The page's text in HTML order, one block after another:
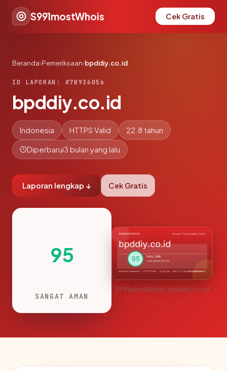
S991mostWhois Cek Gratis
Beranda›Pemeriksaan›bpddiy.co.id
ID LAPORAN: #7B936056
bpddiy.co.id
Indonesia HTTPS Valid 22.8 tahun
Diperbarui3 bulan yang lalu
Laporan lengkap ↓ Cek Gratis
95
SANGAT AMAN
S991mostWhois · bpddiy.co.id